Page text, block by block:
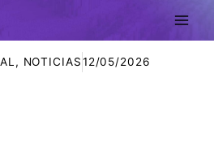
, NOTICIAS12/05/2026